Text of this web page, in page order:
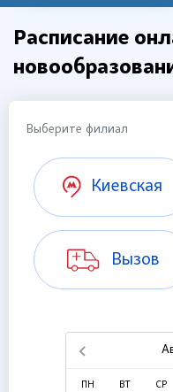
Расписание
Выберите филиал
Киевская
Вызов
ПН ВТ СР